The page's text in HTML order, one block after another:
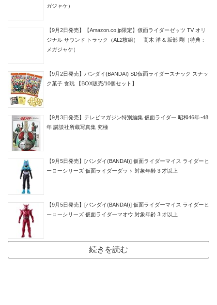
ガジャケ）
【9月2日発売】【Amazon.co.jp限定】仮面ライダーゼッツ TV オリ
ジナル サウンド トラック（AL2枚組） - 高木 洋 & 坂部 剛（特典：
メガジャケ）
【9月2日発売】バンダイ(BANDAI) SD仮面ライダースナック スナッ
ク菓子 食玩 【BOX販売/10個セット】
【9月3日発売】テレビマガジン特別編集 仮面ライダー 昭和46年~48
年 講談社所蔵写真集 究極
【9月5日発売】[バンダイ(BANDAI)] 仮面ライダーマイス ライダーヒ
ーローシリーズ 仮面ライダーダット 対象年齢 3 才以上
【9月5日発売】[バンダイ(BANDAI)] 仮面ライダーマイス ライダーヒ
ーローシリーズ 仮面ライダーマオウ 対象年齢 3 才以上
続きを読む